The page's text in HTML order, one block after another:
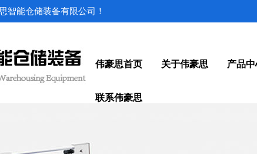
智能仓储装备有限公司！
伟豪思首页 关于伟豪思 产品
联系伟豪思